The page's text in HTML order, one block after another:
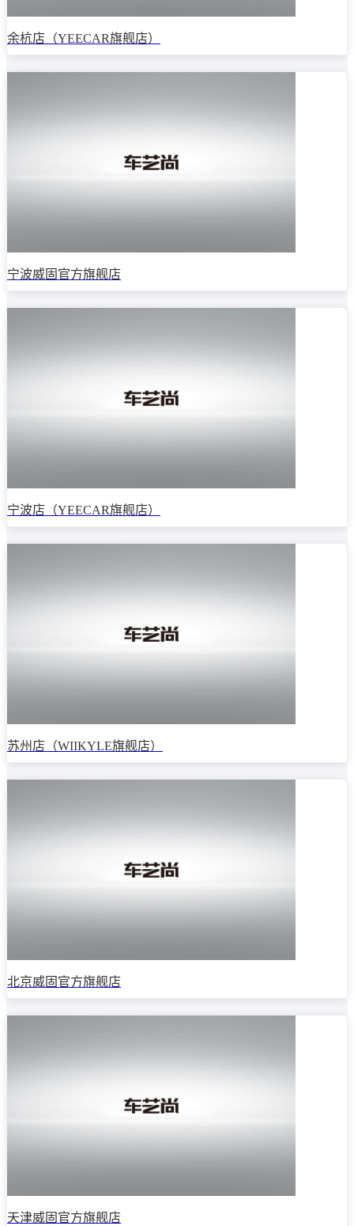
余杭店（YEECAR旗舰店）
宁波威固官方旗舰店
宁波店（YEECAR旗舰店）
苏州店（WIIKYLE旗舰店）
北京威固官方旗舰店
天津威固官方旗舰店